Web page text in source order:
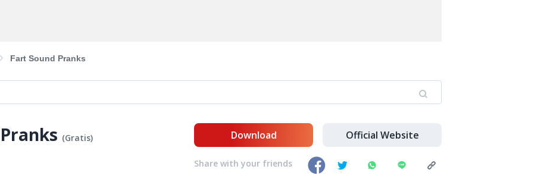
Fart Sound Pranks
(Gratis)
Download Official Website
Share with your friends